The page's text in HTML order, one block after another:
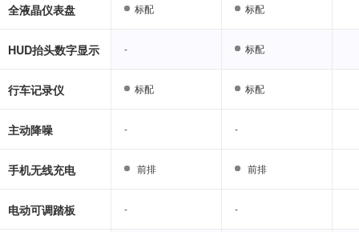
全液晶仪表盘 标配 标配
HUD抬头数字显示 - 标配
行车记录仪 标配 标配
主动降噪 - -
手机无线充电 前排 前排
电动可调踏板 - -
标配 标配
- 标配
标配 标配
- -
前排 前排
- -